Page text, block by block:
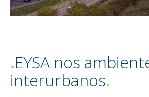
.EYSA nos
interurbanos.